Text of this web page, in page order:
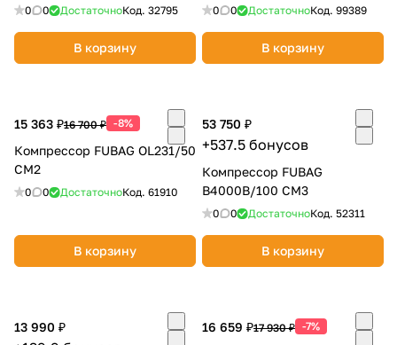
0 0 ДостаточноКод. 32795
В корзину
0 0 ДостаточноКод. 99389
В корзину
15 363 ₽16 700 ₽ -8%
Компрессор FUBAG OL231/50
CM2
0 0 ДостаточноКод. 61910
В корзину
53 750 ₽
+537.5 бонусов
Компрессор FUBAG
B4000B/100 CM3
0 0 ДостаточноКод. 52311
В корзину
13 990 ₽ 16 659 ₽17 930 ₽ -7%
раз в 2 недели